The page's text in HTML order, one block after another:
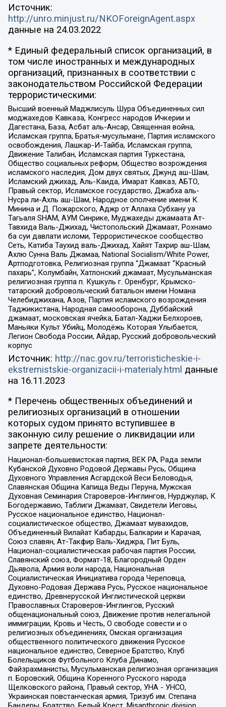
Источник:
http://unro.minjust.ru/NKOForeignAgent.aspx
данные на 24.03.2022
* Единый федеральный список организаций, в
том числе иностранных и международных
организаций, признанных в соответствии с
законодательством Российской Федерации
террористическими:
Высший военный Маджлисуль Шура Объединенных сил
моджахедов Кавказа, Конгресс народов Ичкерии и
Дагестана, База, Асбат аль-Ансар, Священная война,
Исламская группа, Братья-мусульмане, Партия исламского
освобождения, Лашкар-И-Тайба, Исламская группа,
Движение Талибан, Исламская партия Туркестана,
Общество социальных реформ, Общество возрождения
исламского наследия, Дом двух святых, Джунд аш-Шам,
Исламский джихад, Аль-Каида, Имарат Кавказ, АБТО,
Правый сектор, Исламское государство, Джабха аль-
Нусра ли-Ахль аш-Шам, Народное ополчение имени К.
Минина и Д. Пожарского, Аджр от Аллаха Субхану уа
Тагьаля SHAM, АУМ Синрике, Муджахеды джамаата Ат-
Тавхида Валь-Джихад, Чистопольский Джамаат, Рохнамо
ба суи давлати исломи, Террористическое сообщество
Сеть, Катиба Таухид валь-Джихад, Хайят Тахрир аш-Шам,
Ахлю Сунна Валь Джамаа, National Socialism/White Power,
Артподготовка, Религиозная группа “Джамаат “Красный
пахарь”, Колумбайн, Хатлонский джамаат, Мусульманская
религиозная группа п. Кушкуль г. Оренбург, Крымско-
татарский добровольческий батальон имени Номана
Челебиджихана, Азов, Партия исламского возрождения
Таджикистана, Народная самооборона, Дуббайский
джамаат, московская ячейка, Батал-Хаджи Белхороев,
Маньяки Культ Убийц, Молодёжь Которая Улыбается,
Легион Свобода России, Айдар, Русский добровольческий
корпус
Источник: http://nac.gov.ru/terroristicheskie-i-
ekstremistskie-organizacii-i-materialy.html данные
на 16.11.2023
* Перечень общественных объединений и
религиозных организаций в отношении
которых судом принято вступившее в
законную силу решение о ликвидации или
запрете деятельности:
Национал-большевистская партия, ВЕК РА, Рада земли
Кубанской Духовно Родовой Державы Русь, Община
Духовного Управления Асгардской Веси Беловодья,
Славянская Община Капища Веды Перуна, Мужская
Духовная Семинария Староверов-Инглингов, Нурджулар, К
Богодержавию, Таблиги Джамаат, Свидетели Иеговы,
Русское национальное единство, Национал-
социалистическое общество, Джамаат мувахидов,
Объединенный Вилайат Кабарды, Балкарии и Карачая,
Союз славян, Ат-Такфир Валь-Хиджра, Пит Буль,
Национал-социалистическая рабочая партия России,
Славянский союз, Формат-18, Благородный Орден
Дьявола, Армия воли народа, Национальная
Социалистическая Инициатива города Череповца,
Духовно-Родовая Держава Русь, Русское национальное
единство, Древнерусской Инглистической церкви
Православных Староверов-Инглингов, Русский
общенациональный союз, Движение против нелегальной
иммиграции, Кровь и Честь, О свободе совести и о
религиозных объединениях, Омская организация
общественного политического движения Русское
национальное единство, Северное Братство, Клуб
Болельщиков Футбольного Клуба Динамо,
Файзрахманисты, Мусульманская религиозная организация
п. Боровский, Община Коренного Русского народа
Щелковского района, Правый сектор, УНА - УНСО,
Украинская повстанческая армия, Тризуб им. Степана